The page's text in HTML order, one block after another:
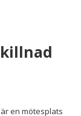
en mötesplats